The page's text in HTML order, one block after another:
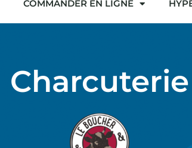
COMMANDER EN LIGNE
Charcuterie